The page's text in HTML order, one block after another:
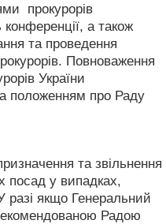
прокурорів
конференції, а також
та проведення
Повноваження
України
положенням про Раду
та звільнення
посад у випадках,
якщо Генеральний
Радою